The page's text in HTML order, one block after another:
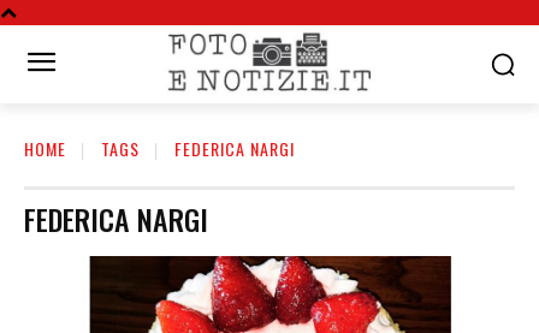
HOME TAGS FEDERICA NARGI
FEDERICA NARGI